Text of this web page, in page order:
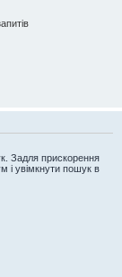
Задля прискорення
і увімкнути пошук в